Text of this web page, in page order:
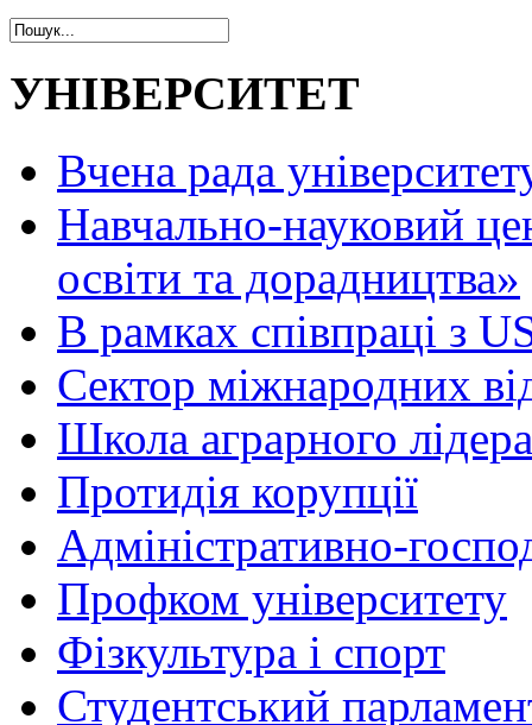
УНІВЕРСИТЕТ
Вчена рада
Навчально-науковий
освіти та дорадництва»
В рамках співпраці з
Сектор міжнародних
Школа аграрного лідера
Протидія корупції
Адміністративно-
Профком університету
Фізкультура і спорт
Студентський